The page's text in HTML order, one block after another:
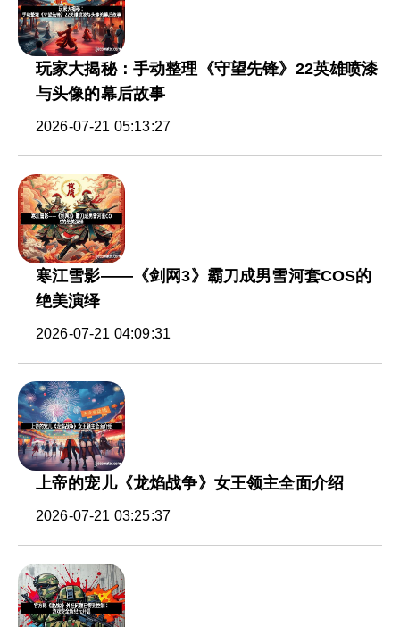
玩家大揭秘：手动整理《守望先锋》22英雄喷漆
与头像的幕后故事
2026-07-21 05:13:27
寒江雪影——《剑网3》霸刀成男雪河套COS的
绝美演绎
2026-07-21 04:09:31
上帝的宠儿《龙焰战争》女王领主全面介绍
2026-07-21 03:25:37